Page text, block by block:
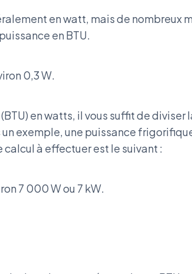
en watt, mais de nombreux
en BTU.
0,3 W.
en watts, il vous suffit de diviser
exemple, une puissance
à effectuer est le suivant :
7 000 W ou 7 kW.